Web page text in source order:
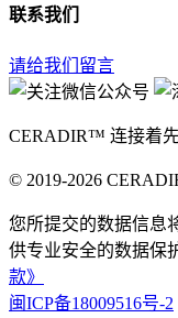
联系我们
请给我们留言
CERADIR™ 连接着
© 2019-2026
您所提交的数据信息
供专业安全的数据保
款》
闽ICP备18009516号-2